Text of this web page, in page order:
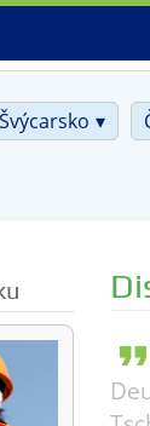
Švýcarsko
format_quote